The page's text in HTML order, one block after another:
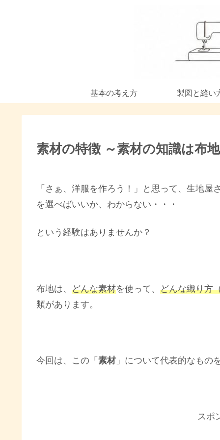
基本の考え方 製図と縫い
素材の特徴 ～素材の知識は布
「さぁ、洋服を作ろう！」と思って、生地
を選べばいいか、わからない・・・
という経験はありませんか？
布地は、 どんな素材を使って、 どんな織り方
類があります。
今回は、この「 素材」について代表的なもの
スポ